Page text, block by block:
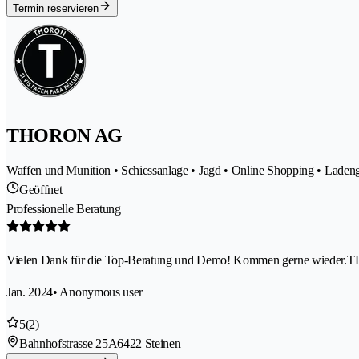
Termin reservieren
THORON AG
Waffen und Munition • Schiessanlage • Jagd • Online Shopping •
Geöffnet
Professionelle Beratung
Vielen Dank für die Top-Beratung und Demo! Kommen gerne
Jan. 2024• Anonymous user
5(2)
Bahnhofstrasse 25A6422 Steinen